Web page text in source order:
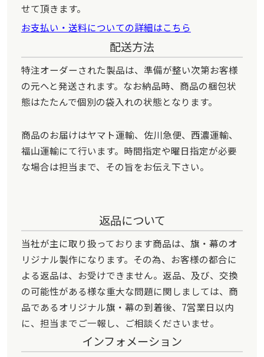
せて頂きます。
お支払い・送料についての詳細はこちら
配送方法
特注オーダーされた製品は、準備が整い次第お客様
の元へと発送されます。なお納品時、商品の梱包状
態はたたんで個別の袋入れの状態となります。
商品のお届けはヤマト運輸、佐川急便、西濃運輸、
福山運輸にて行います。時間指定や曜日指定が必要
な場合は担当まで、その旨をお伝え下さい。
返品について
当社が主に取り扱っております商品は、旗・幕のオ
リジナル製作になります。その為、お客様の都合に
よる返品は、お受けできません。返品、及び、交換
の可能性がある様な重大な問題に関しましては、商
品であるオリジナル旗・幕の到着後、7営業日以内
に、担当までご一報し、ご相談くださいませ。
インフォメーション